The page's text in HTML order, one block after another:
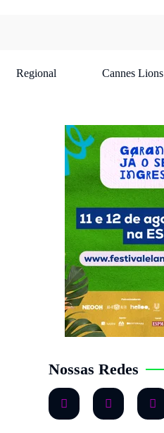
Regional Cannes Lions
Nossas Redes